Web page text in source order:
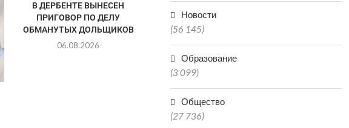
В ДЕРБЕНТЕ ВЫНЕСЕН
ПРИГОВОР ПО ДЕЛУ
ОБМАНУТЫХ ДОЛЬЩИКОВ
06.08.2026
ВОДИТЕЛЬ НАПАЛ С НОЖОМ
30.07.2026
Новости
(56 145)
Образование
(3 099)
Общество
(27 736)